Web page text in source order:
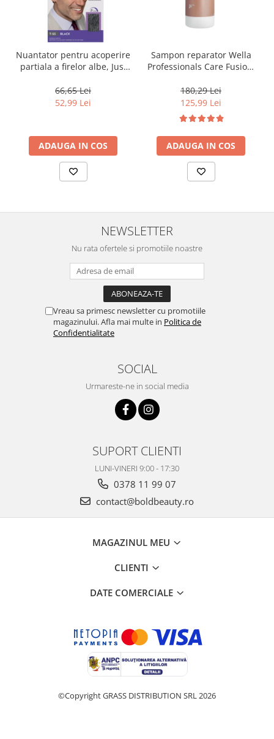
Nuantator pentru acoperire
partiala a firelor albe, Just
Touch of Grey, 40 g
66,65 Lei
52,99 Lei
ADAUGA IN COS
Sampon reparator Wella
Professionals Care Fusion,
180,29 Lei
125,99 Lei
ADAUGA IN COS
NEWSLETTER
Nu rata ofertele si promotiile noastre
Vreau sa primesc newsletter cu promotiile
magazinului. Afla mai multe in Politica de
Confidentialitate
SOCIAL
Urmareste-ne in social media
SUPORT CLIENTI
LUNI-VINERI 9:00 - 17:30
0378 11 99 07
contact@boldbeauty.ro
MAGAZINUL MEU
CLIENTI
DATE COMERCIALE
©Copyright GRASS DISTRIBUTION SRL 2026